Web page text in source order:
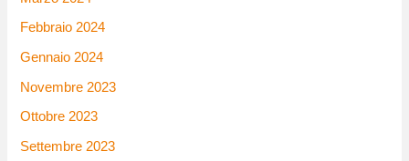
Febbraio 2024
Gennaio 2024
Novembre 2023
Ottobre 2023
Settembre 2023